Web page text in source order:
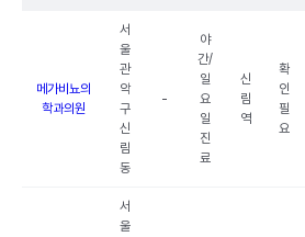
메가비뇨의
학과의원
서
울
관
악
구
신
림
동
-
야
간/
일
요
일
진
료
신
림
역
확
인
필
요
서
울